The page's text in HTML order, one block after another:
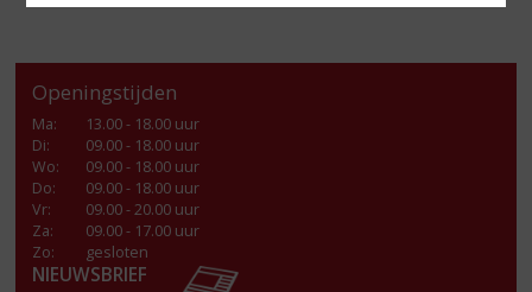
Openingstijden
Ma:
13.00 - 18.00 uur
Di:
09.00 - 18.00 uur
Wo:
09.00 - 18.00 uur
Do:
09.00 - 18.00 uur
Vr:
09.00 - 20.00 uur
Za:
09.00 - 17.00 uur
Zo:
gesloten
NIEUWSBRIEF